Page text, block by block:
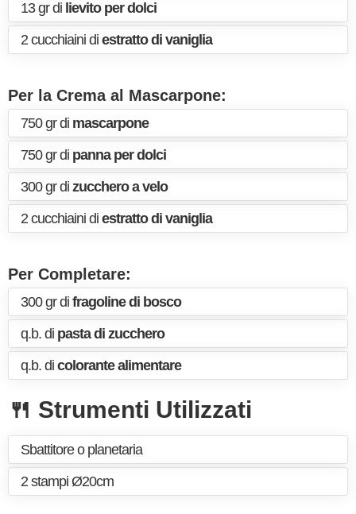
13 gr di lievito per dolci
2 cucchiaini di estratto di vaniglia
Per la Crema al Mascarpone:
750 gr di mascarpone
750 gr di panna per dolci
300 gr di zucchero a velo
2 cucchiaini di estratto di vaniglia
Per Completare:
300 gr di fragoline di bosco
q.b. di pasta di zucchero
q.b. di colorante alimentare
🍴 Strumenti Utilizzati
Sbattitore o planetaria
2 stampi Ø20cm